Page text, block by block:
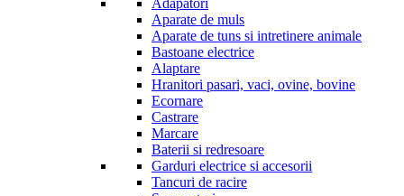
Adapatori
Aparate de muls
Aparate de tuns si intretinere animale
Bastoane electrice
Alaptare
Hranitori pasari, vaci, ovine, bovine
Ecornare
Castrare
Marcare
Baterii si redresoare
Garduri electrice si accesorii
Tancuri de racire